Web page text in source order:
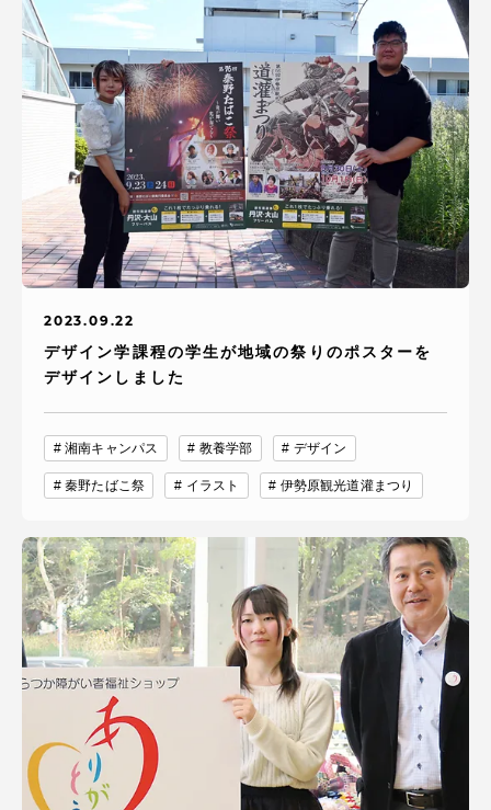
2023.09.22
デザイン学課程の学生が地域の祭りのポスターを
デザインしました
湘南キャンパス 教養学部 デザイン
秦野たばこ祭 イラスト 伊勢原観光道灌まつり